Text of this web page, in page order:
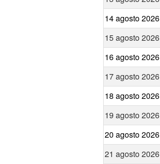
14 agosto 2026
15 agosto 2026
16 agosto 2026
17 agosto 2026
18 agosto 2026
19 agosto 2026
20 agosto 2026
21 agosto 2026